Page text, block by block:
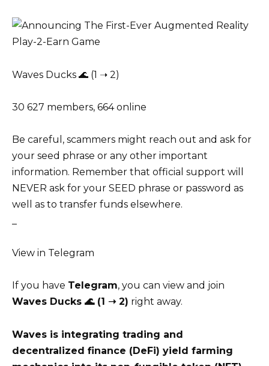
Waves Ducks 🌊 (1 ➝ 2)
30 627 members, 664 online
Be careful, scammers might reach out and ask for
your seed phrase or any other important
information. Remember that official support will
NEVER ask for your SEED phrase or password as
well as to transfer funds elsewhere.
View in Telegram
If you have Telegram, you can view and join
Waves Ducks 🌊 (1 ➝ 2) right away.
Waves is integrating trading and
decentralized finance (DeFi) yield farming